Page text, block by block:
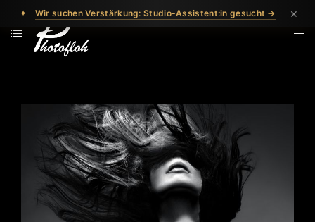
✦ Wir suchen Verstärkung: Studio-Assistent:in gesucht → ×